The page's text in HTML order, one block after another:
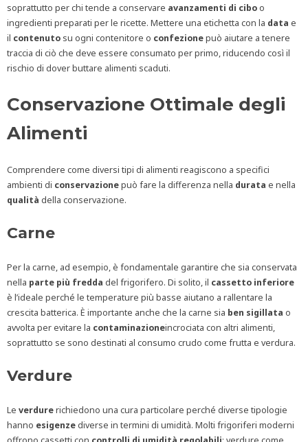
soprattutto per chi tende a conservare avanzamenti di ciboo
ingredienti preparati per le ricette. Mettere una etichetta con la data e
il contenuto su ogni contenitore o confezionepuò aiutare a tenere
traccia di ciò che deve essere consumato per primo, riducendo così il
rischio di dover buttare alimenti scaduti.
Conservazione Ottimale degli
Alimenti
Comprendere come diversi tipi di alimenti reagiscono a specifici
ambienti di conservazionepuò fare la differenza nella durata e nella
qualità della conservazione.
Carne
Per la carne, ad esempio, è fondamentale garantire che sia conservata
nella parte più fredda del frigorifero. Di solito, il cassetto inferiore
è l’ideale perché le temperature più basse aiutano a rallentare la
crescita batterica. È importante anche che la carne sia ben sigillata o
avvolta per evitare la contaminazioneincrociata con altri alimenti,
soprattutto se sono destinati al consumo crudo come frutta e verdura.
Verdure
Le verdurerichiedono una cura particolare perché diverse tipologie
hanno esigenzediverse in termini di umidità. Molti frigoriferi moderni